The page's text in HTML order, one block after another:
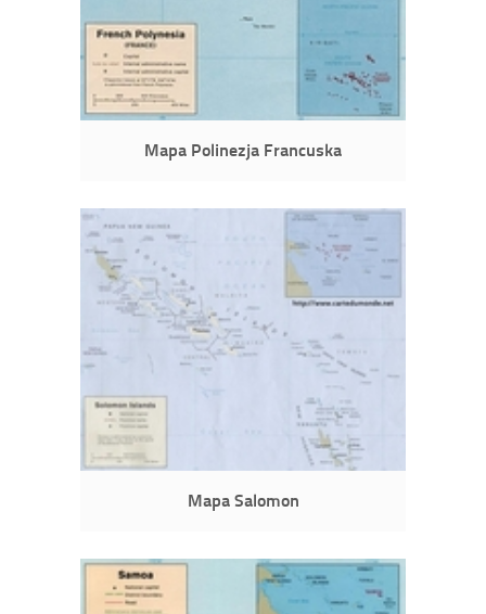
Mapa Polinezja Francuska
Mapa Salomon